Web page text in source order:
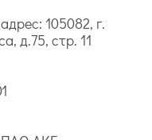
105082, г.
д.75, стр. 11